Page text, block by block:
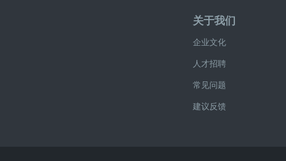
关于我们
企业文化
人才招聘
常见问题
建议反馈